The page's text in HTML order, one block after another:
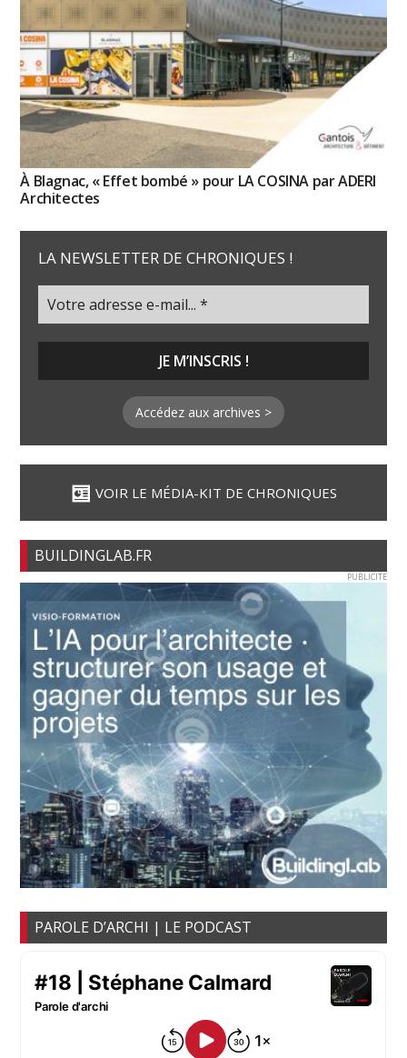
À Blagnac, « Effet bombé » pour LA COSINA par ADERI
Architectes
LA NEWSLETTER DE CHRONIQUES !
Accédez aux archives >
VOIR LE MÉDIA-KIT DE CHRONIQUES
BUILDINGLAB.FR
PUBLICITE
PAROLE D’ARCHI | LE PODCAST